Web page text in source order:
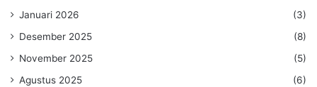
Januari 2026
(3)
Desember 2025
(8)
November 2025
(5)
Agustus 2025
(6)